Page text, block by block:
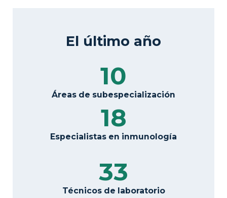
El último año
10
Áreas de subespecialización
18
Especialistas en inmunología
33
Técnicos de laboratorio